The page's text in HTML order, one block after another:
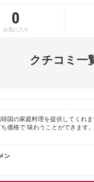
0
お気に入り
クチコミ一
国の家庭料理を提供してくれ
価格で 味わうことができます
ン